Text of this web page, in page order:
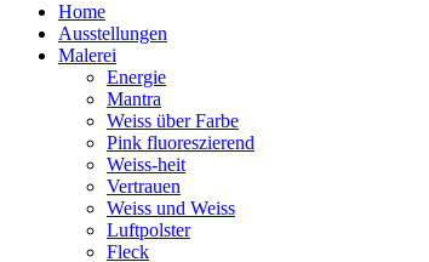
Home
Ausstellungen
Malerei
Energie
Mantra
Weiss über Farbe
Pink fluoreszierend
Weiss-heit
Vertrauen
Weiss und Weiss
Luftpolster
Fleck